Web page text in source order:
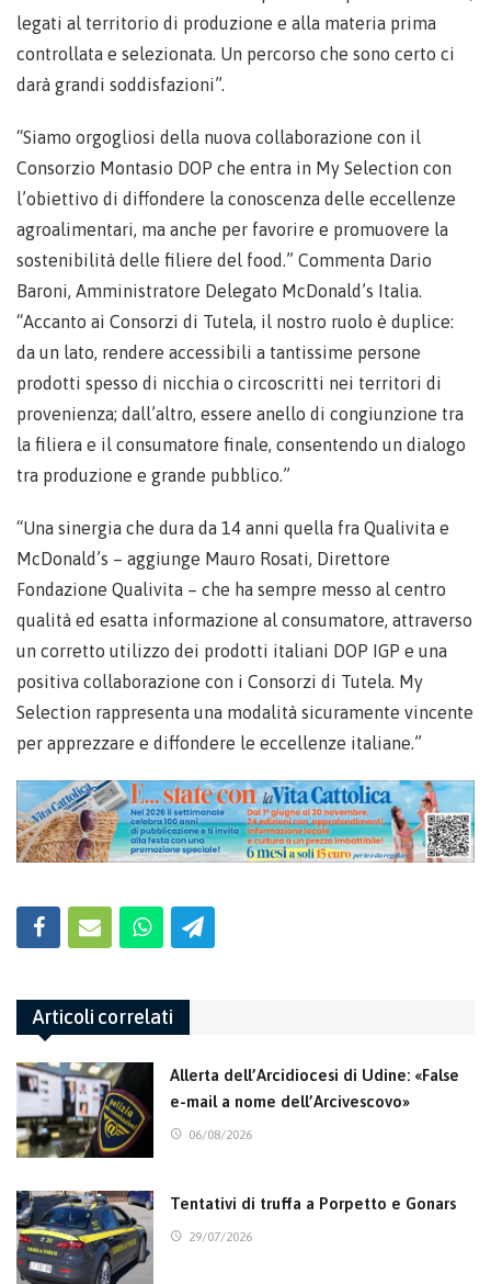
legati al territorio di produzione e alla materia prima
controllata e selezionata. Un percorso che sono certo ci
darà grandi soddisfazioni”.
“Siamo orgogliosi della nuova collaborazione con il
Consorzio Montasio DOP che entra in My Selection con
l’obiettivo di diffondere la conoscenza delle eccellenze
agroalimentari, ma anche per favorire e promuovere la
sostenibilità delle filiere del food.” Commenta Dario
Baroni, Amministratore Delegato McDonald’s Italia.
“Accanto ai Consorzi di Tutela, il nostro ruolo è duplice:
da un lato, rendere accessibili a tantissime persone
prodotti spesso di nicchia o circoscritti nei territori di
provenienza; dall’altro, essere anello di congiunzione tra
la filiera e il consumatore finale, consentendo un dialogo
tra produzione e grande pubblico.”
“Una sinergia che dura da 14 anni quella fra Qualivita e
McDonald’s – aggiunge Mauro Rosati, Direttore
Fondazione Qualivita – che ha sempre messo al centro
qualità ed esatta informazione al consumatore, attraverso
un corretto utilizzo dei prodotti italiani DOP IGP e una
positiva collaborazione con i Consorzi di Tutela. My
Selection rappresenta una modalità sicuramente vincente
per apprezzare e diffondere le eccellenze italiane.”
Articoli correlati
Allerta dell’Arcidiocesi di Udine: «False
e-mail a nome dell’Arcivescovo»
06/08/2026
Tentativi di truffa a Porpetto e Gonars
29/07/2026